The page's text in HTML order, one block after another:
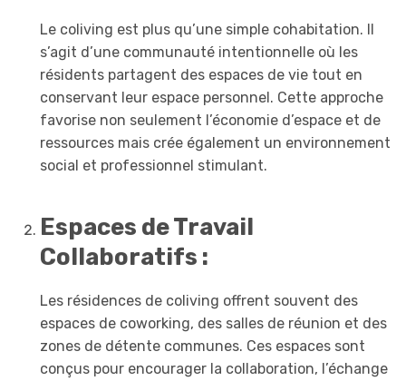
Le coliving est plus qu’une simple cohabitation. Il
s’agit d’une communauté intentionnelle où les
résidents partagent des espaces de vie tout en
conservant leur espace personnel. Cette approche
favorise non seulement l’économie d’espace et de
ressources mais crée également un environnement
social et professionnel stimulant.
Espaces de Travail
Collaboratifs :
Les résidences de coliving offrent souvent des
espaces de coworking, des salles de réunion et des
zones de détente communes. Ces espaces sont
conçus pour encourager la collaboration, l’échange